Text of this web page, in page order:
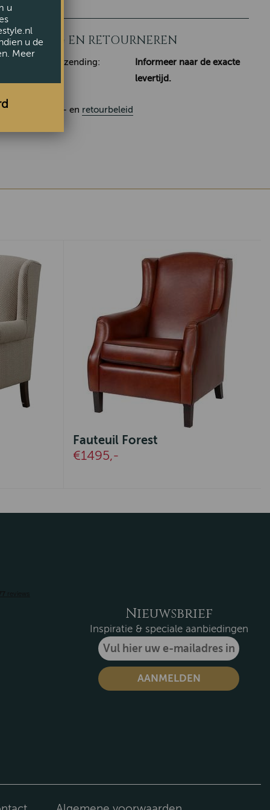
LEVERING EN RETOURNEREN
Klaar voor verzending:
Informeer naar de exacte
levertijd.
Ons - en retourbeleid
Fauteuil Forest
€1495,-
Nieuwsbrief
Inspiratie & speciale aanbiedingen
u
u de
Meer